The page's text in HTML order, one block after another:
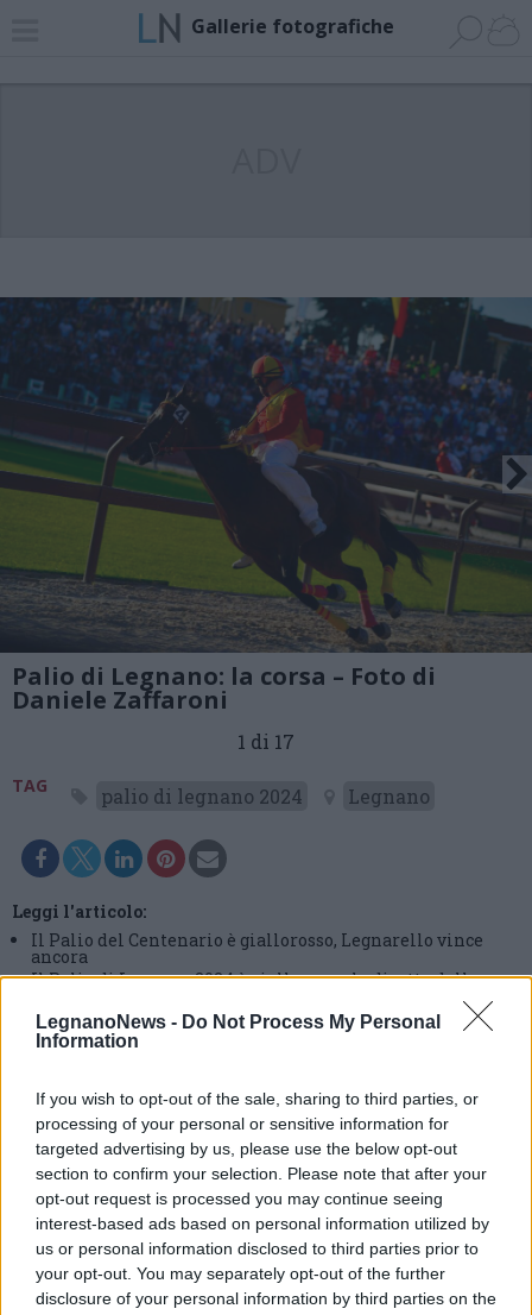
LegnanoNews - Do Not Process My Personal
Information
If you wish to opt-out of the sale, sharing to third parties, or
processing of your personal or sensitive information for
targeted advertising by us, please use the below opt-out
section to confirm your selection. Please note that after your
opt-out request is processed you may continue seeing
interest-based ads based on personal information utilized by
us or personal information disclosed to third parties prior to
your opt-out. You may separately opt-out of the further
disclosure of your personal information by third parties on the
Gallerie fotografiche
Palio di Legnano: la corsa – Foto di
Daniele Zaffaroni
1 di 17
TAG palio di legnano 2024 Legnano
Leggi l'articolo:
Il Palio del Centenario è giallorosso, Legnarello vince
ancora
Il Palio di Legnano 2024 è giallorosso, la diretta della